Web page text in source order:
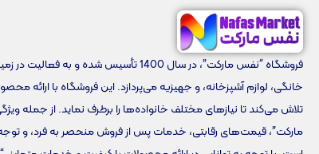
فروشگاه “نفس مارکت”، در سال 1400 تأسیس شده و به
خانگی، لوازم آشپزخانه، و جهیزیه می‌پردازد. این فروشگاه با ارائه
تلاش می‌کند تا نیازهای مختلف خانواده‌ها را برطرف نماید. از جمله
مارکت”، قیمت‌های رقابتی، خدمات پس از فروش منحصر به فرد، و